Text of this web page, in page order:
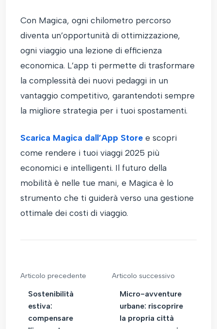
Con Magica, ogni chilometro percorso
diventa un’opportunità di ottimizzazione,
ogni viaggio una lezione di efficienza
economica. L’app ti permette di trasformare
la complessità dei nuovi pedaggi in un
vantaggio competitivo, garantendoti sempre
la migliore strategia per i tuoi spostamenti.
Scarica Magica dall’App Store e scopri
come rendere i tuoi viaggi 2025 più
economici e intelligenti. Il futuro della
mobilità è nelle tue mani, e Magica è lo
strumento che ti guiderà verso una gestione
ottimale dei costi di viaggio.
Articolo precedente
Sostenibilità
estiva:
compensare
Articolo successivo
Micro-avventure
urbane: riscoprire
la propria città